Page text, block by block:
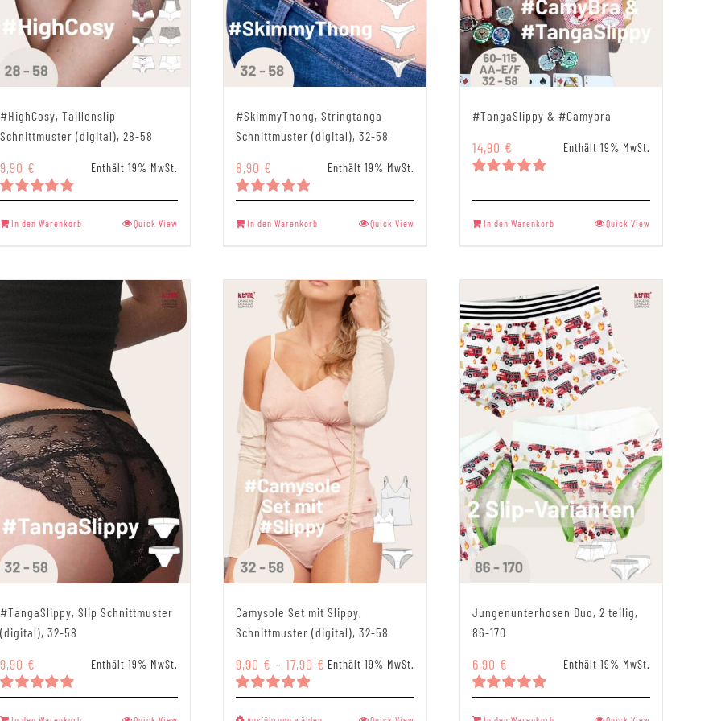
#HighCosy, Taillenslip
Schnittmuster (digital), 28-58
mit5.00
9,90 € Enthält 19% MwSt.
In den Warenkorb Quick View
#SkimmyThong, Stringtanga
Schnittmuster (digital), 32-58
mit5.00
8,90 € Enthält 19% MwSt.
In den Warenkorb Quick View
#TangaSlippy & #Camybra
mit5.00
14,90 € Enthält 19% MwSt.
In den Warenkorb Quick View
#TangaSlippy, Slip Schnittmuster
(digital), 32-58
mit5.00
9,90 € Enthält 19% MwSt.
Camysole Set mit Slippy,
Schnittmuster (digital), 32-58
mit5.00
9,90 € –17,90 € Preisspanne:
bis
Enthält 19% MwSt.
Jungenunterhosen Duo, 2 teilig,
86-170
mit5.00
6,90 € Enthält 19% MwSt.